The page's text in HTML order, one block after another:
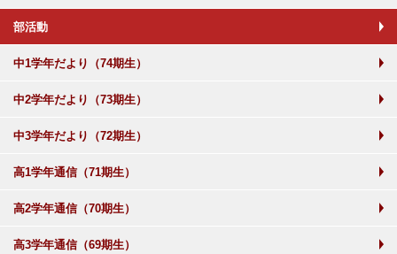
部活動
中1学年だより（74期生）
中2学年だより（73期生）
中3学年だより（72期生）
高1学年通信（71期生）
高2学年通信（70期生）
高3学年通信（69期生）